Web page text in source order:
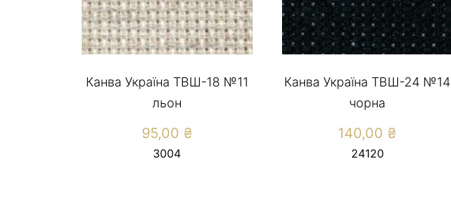
Канва Україна ТВШ-18 №11
льон
95,00 ₴
3004
Канва Україна ТВШ-24 №14
чорна
140,00 ₴
24120